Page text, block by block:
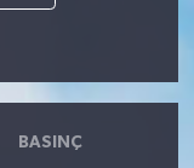
BASINÇ